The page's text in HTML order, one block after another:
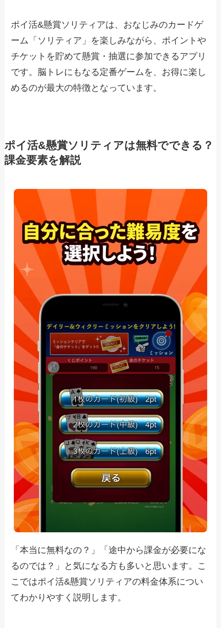
ポイ活&懸賞ソリティアは、おなじみのカードゲ
ーム「ソリティア」を楽しみながら、ポイントや
チケットを貯めて懸賞・抽選に参加できるアプリ
です。脳トレにもなる定番ゲームを、お得に楽し
めるのが最大の特徴となっています。
ポイ活&懸賞ソリティアは無料でできる？
課金要素を解説
「本当に無料なの？」「途中から課金が必要にな
るのでは？」と気になる方も多いと思います。こ
こではポイ活&懸賞ソリティアの料金体系につい
てわかりやすく説明します。